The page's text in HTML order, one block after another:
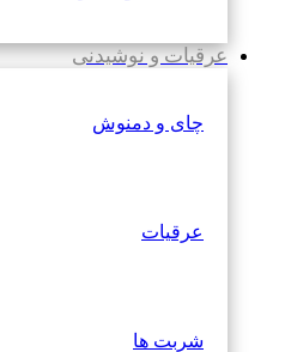
عرقیات و نوشیدنی
چای و دمنوش
عرقیات
شربت ها